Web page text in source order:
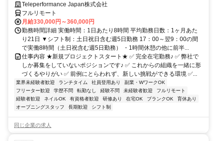
Teleperformance Japan株式会社
フルリモート
月給330,000円～360,000円
勤務時間詳細 実働時間：1日あたり8時間 平均勤務日数：1ヶ月あた
り21日 ▼シフト制：土日祝日含む週5日勤務 17：00～翌9：00の間
で実働8時間（土日祝含む週5日勤務） ・1時間休憩の他に前半...
仕事内容 ★新規プロジェクトスタート★ ✅ 完全在宅勤務♪ ✅ 弊社で
しか募集をしていないポジションです♪ ✅ これからの組織を一緒に形
づくるやりがい ✅ 前例にとらわれず、新しい挑戦ができる環境 ✅...
業界未経験者歓迎 ランチタイム 社員登用あり
副業・WワークOK
フリーター歓迎
学歴不問 転勤なし 経験不問 未経験者歓迎
フルリモート
経験者歓迎
ネイルOK 有資格者歓迎 研修あり 在宅OK ブランクOK
育休あり
オープニングスタッフ
長期歓迎 シフト制
同じ企業の求人